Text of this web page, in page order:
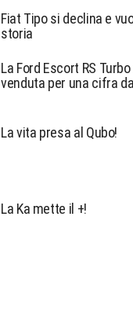
Fiat Tipo si declina e
storia
La Ford Escort RS Turbo
venduta per una cifra
La vita presa al Qubo!
La Ka mette il +!